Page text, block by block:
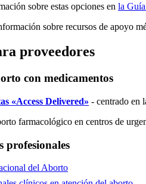
sobre estas opciones en la
sobre recursos de apoyo
proveedores
con medicamentos
«Access Delivered» - centrado en
farmacológico en centros de
profesionales
del Aborto